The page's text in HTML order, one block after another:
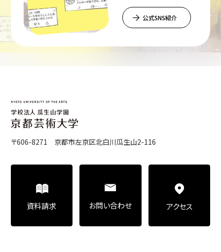
公式SNS紹介
〒606-8271 京都市左京区北白川瓜生山2-116
資料請求 お問い合わせ アクセス